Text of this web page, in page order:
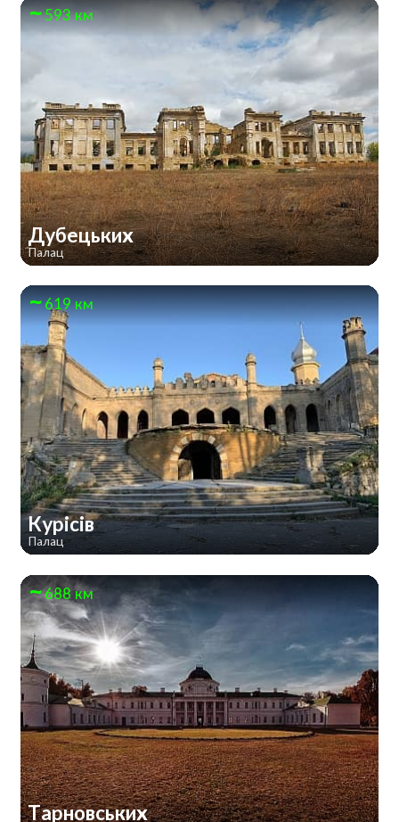
593 км
Дубецьких
Палац
619 км
Курісів
Палац
688 км
Тарновських